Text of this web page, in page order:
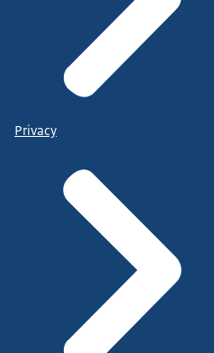
Privacy